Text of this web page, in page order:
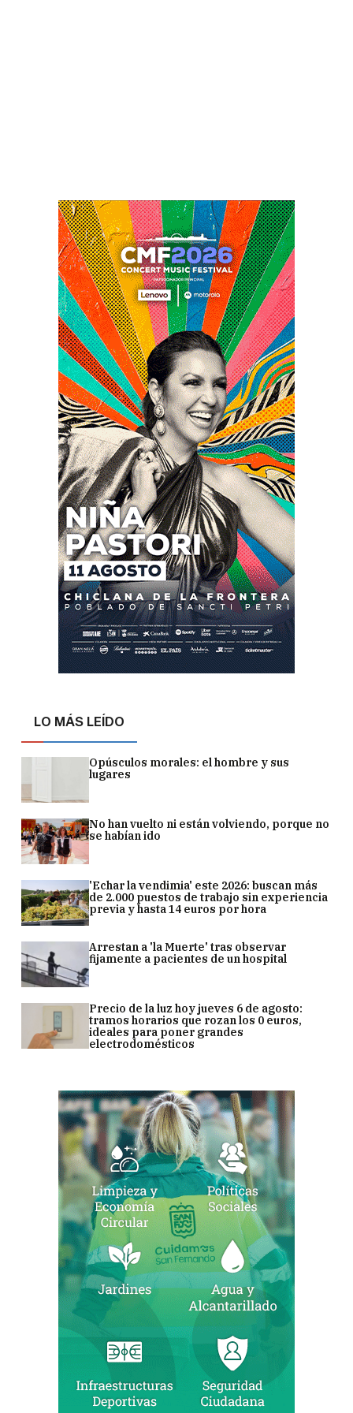
LO MÁS LEÍDO
Opúsculos morales: el hombre y sus
lugares
No han vuelto ni están volviendo, porque no
se habían ido
'Echar la vendimia' este 2026: buscan más
de 2.000 puestos de trabajo sin experiencia
previa y hasta 14 euros por hora
Arrestan a 'la Muerte' tras observar
fijamente a pacientes de un hospital
Precio de la luz hoy jueves 6 de agosto:
tramos horarios que rozan los 0 euros,
ideales para poner grandes
electrodomésticos